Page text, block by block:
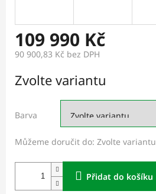
109 990 Kč
90 900,83 Kč bez DPH
cena:
Zvolte variantu
Barva
Můžeme doručit do: Zvolte variantu
Přidat do košíku